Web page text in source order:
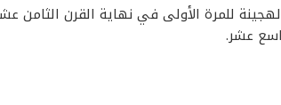
للمرة الأولى في نهاية القرن الثامن
عشر.